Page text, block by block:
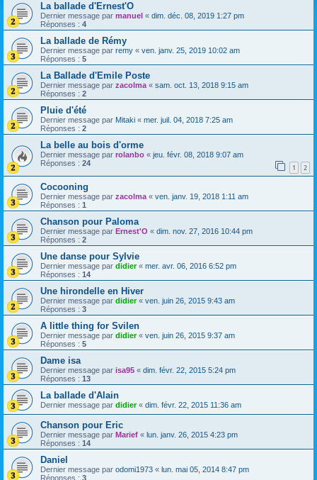
La ballade d'Ernest'O
Dernier message par manuel « dim. déc. 08, 2019 1:27 pm
Réponses : 4
La ballade de Rémy
Dernier message par remy « ven. janv. 25, 2019 10:02 am
Réponses : 5
La Ballade d'Emile Poste
Dernier message par zacolma « sam. oct. 13, 2018 9:15 am
Réponses : 2
Pluie d'été
Dernier message par Mitaki « mer. juil. 04, 2018 7:25 am
Réponses : 2
La belle au bois d'orme
Dernier message par rolanbo « jeu. févr. 08, 2018 9:07 am
Réponses : 24 1 2
Cocooning
Dernier message par zacolma « ven. janv. 19, 2018 1:11 am
Réponses : 1
Chanson pour Paloma
Dernier message par Ernest'O « dim. nov. 27, 2016 10:44 pm
Réponses : 2
Une danse pour Sylvie
Dernier message par didier« mer. avr. 06, 2016 6:52 pm
Réponses : 14
Une hirondelle en Hiver
Dernier message par didier« ven. juin 26, 2015 9:43 am
Réponses : 3
A little thing for Svilen
Dernier message par didier« ven. juin 26, 2015 9:37 am
Réponses : 5
Dame isa
Dernier message par isa95 « dim. févr. 22, 2015 5:24 pm
Réponses : 13
La ballade d'Alain
Dernier message par didier« dim. févr. 22, 2015 11:36 am
Chanson pour Eric
Dernier message par Marief « lun. janv. 26, 2015 4:23 pm
Réponses : 14
Daniel
Dernier message par odomi1973 « lun. mai 05, 2014 8:47 pm
Réponses : 3